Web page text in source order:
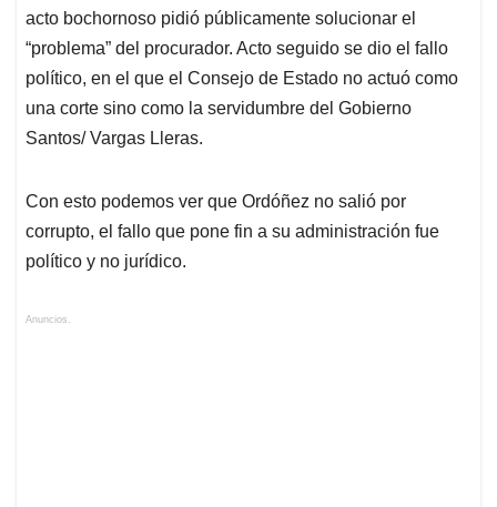
acto bochornoso pidió públicamente solucionar el
“problema” del procurador. Acto seguido se dio el fallo
político, en el que el Consejo de Estado no actuó como
una corte sino como la servidumbre del Gobierno
Santos/ Vargas Lleras.
Con esto podemos ver que Ordóñez no salió por
corrupto, el fallo que pone fin a su administración fue
político y no jurídico.
Anuncios.